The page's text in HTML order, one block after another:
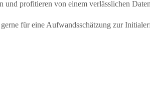
und profitieren von einem verlässlichen
gerne für eine Aufwandsschätzung zur